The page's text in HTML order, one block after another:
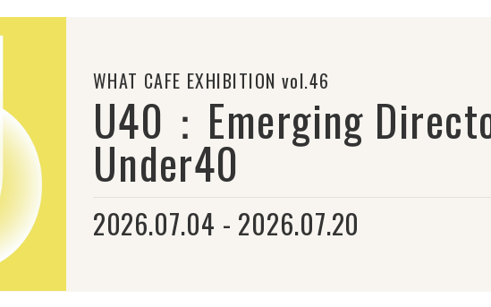
WHAT CAFE EXHIBITION vol.46
U40：Emerging
Under40
2026.07.04 - 2026.07.20